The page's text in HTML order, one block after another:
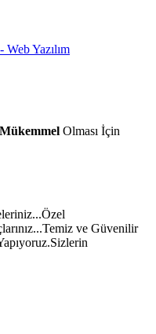
Mükemmel Olması İçin
Özel
Temiz ve Güvenilir
Sizlerin